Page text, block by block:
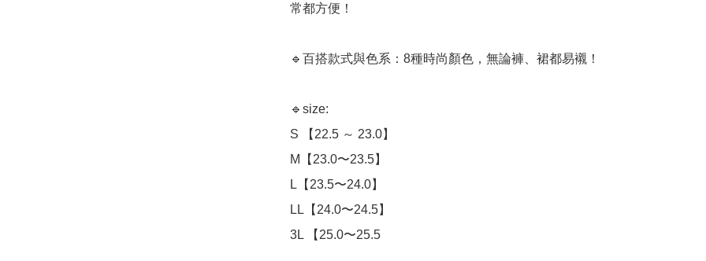
常都方便！
🔹百搭款式與色系：8種時尚顏色，無論褲、裙都易襯！
🔹size:
S 【22.5 ～ 23.0】
M【23.0〜23.5】
L【23.5〜24.0】
LL【24.0〜24.5】
3L 【25.0〜25.5